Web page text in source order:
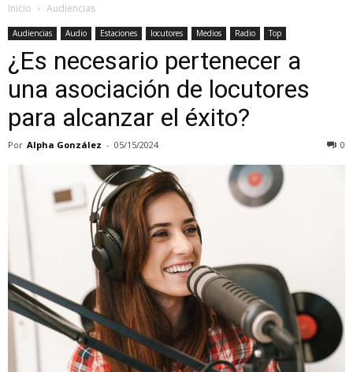
Inicio Audiencias
Audiencias Audio Estaciones locutores Medios Radio Top
¿Es necesario pertenecer a
una asociación de locutores
para alcanzar el éxito?
Por Alpha González - 05/15/2024 0